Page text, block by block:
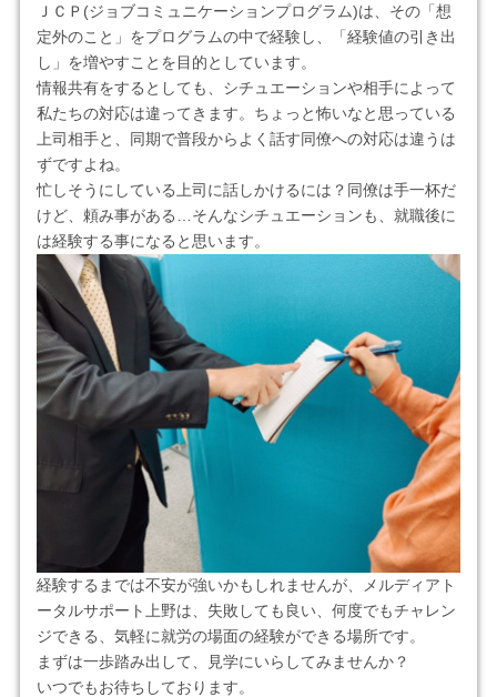
ＪＣＰ(ジョブコミュニケーションプログラム)は、その「想
定外のこと」をプログラムの中で経験し、「経験値の引き出
し」を増やすことを目的としています。
情報共有をするとしても、シチュエーションや相手によって
私たちの対応は違ってきます。ちょっと怖いなと思っている
上司相手と、同期で普段からよく話す同僚への対応は違うは
ずですよね。
忙しそうにしている上司に話しかけるには？同僚は手一杯だ
けど、頼み事がある…そんなシチュエーションも、就職後に
は経験する事になると思います。
経験するまでは不安が強いかもしれませんが、メルディアト
ータルサポート上野は、失敗しても良い、何度でもチャレン
ジできる、気軽に就労の場面の経験ができる場所です。
まずは一歩踏み出して、見学にいらしてみませんか？
いつでもお待ちしております。